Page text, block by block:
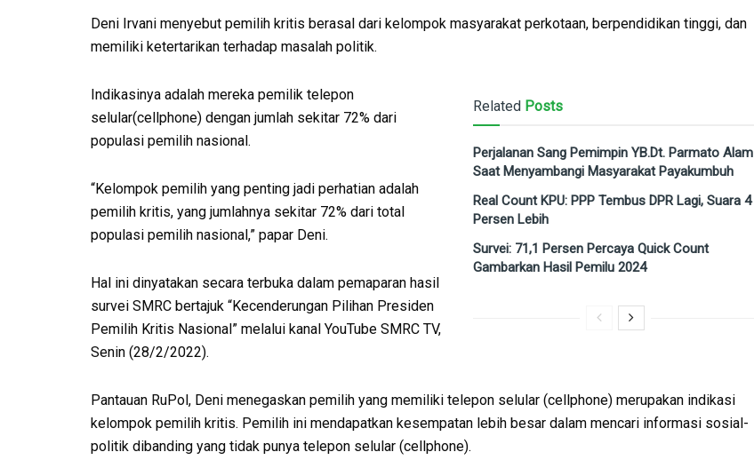
Deni Irvani menyebut pemilih kritis berasal dari kelompok masyarakat perkotaan, berpendidikan tinggi, dan
memiliki ketertarikan terhadap masalah politik.
Related Posts
Perjalanan Sang Pemimpin YB.Dt. Parmato Alam
Saat Menyambangi Masyarakat Payakumbuh
Real Count KPU: PPP Tembus DPR Lagi, Suara 4
Persen Lebih
Survei: 71,1 Persen Percaya Quick Count
Gambarkan Hasil Pemilu 2024
Indikasinya adalah mereka pemilik telepon
selular(cellphone) dengan jumlah sekitar 72% dari
populasi pemilih nasional.
“Kelompok pemilih yang penting jadi perhatian adalah
pemilih kritis, yang jumlahnya sekitar 72% dari total
populasi pemilih nasional,” papar Deni.
Hal ini dinyatakan secara terbuka dalam pemaparan hasil
survei SMRC bertajuk “Kecenderungan Pilihan Presiden
Pemilih Kritis Nasional” melalui kanal YouTube SMRC TV,
Senin (28/2/2022).
Pantauan RuPol, Deni menegaskan pemilih yang memiliki telepon selular (cellphone) merupakan indikasi
kelompok pemilih kritis. Pemilih ini mendapatkan kesempatan lebih besar dalam mencari informasi sosial-
politik dibanding yang tidak punya telepon selular (cellphone).